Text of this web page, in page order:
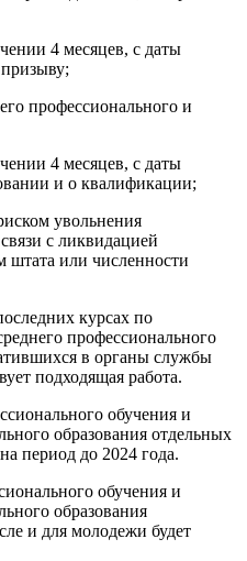
4 месяцев, с даты
профессионального и
4 месяцев, с даты
и о квалификации;
увольнения
с ликвидацией
штата или численности
курсах по
профессионального
в органы службы
подходящая работа.
обучения и
образования отдельных
период до 2024 года.
обучения и
образования
и для молодежи будет